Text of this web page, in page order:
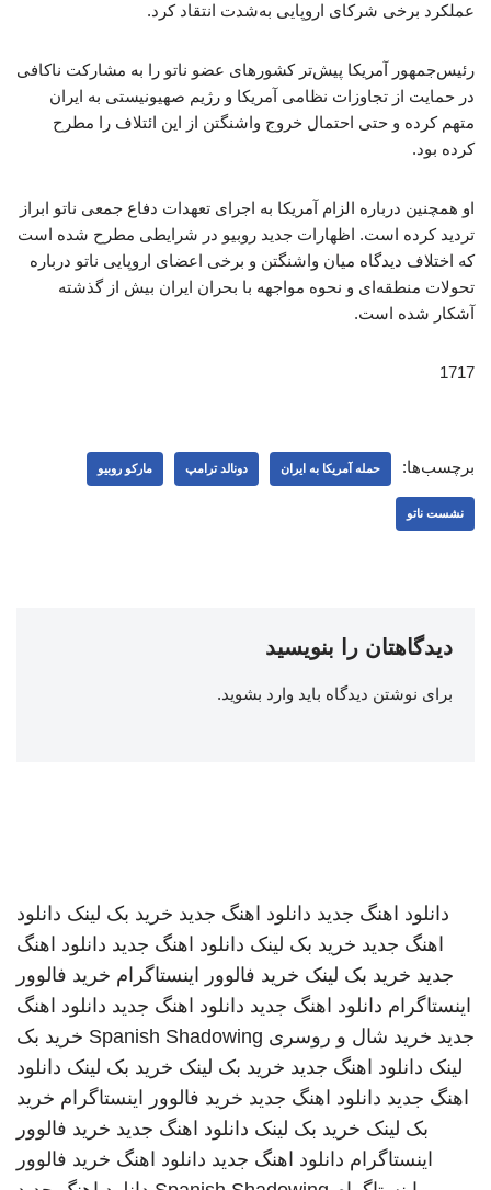
عملکرد برخی شرکای اروپایی به‌شدت انتقاد کرد.
رئیس‌جمهور آمریکا پیش‌تر کشورهای عضو ناتو را به مشارکت ناکافی
در حمایت از تجاوزات نظامی آمریکا و رژیم صهیونیستی به ایران
متهم کرده و حتی احتمال خروج واشنگتن از این ائتلاف را مطرح
کرده بود.
او همچنین درباره الزام آمریکا به اجرای تعهدات دفاع جمعی ناتو ابراز
تردید کرده است. اظهارات جدید روبیو در شرایطی مطرح شده است
که اختلاف دیدگاه میان واشنگتن و برخی اعضای اروپایی ناتو درباره
تحولات منطقه‌ای و نحوه مواجهه با بحران ایران بیش از گذشته
آشکار شده است.
1717
برچسب‌ها: حمله آمریکا به ایران دونالد ترامپ مارکو روبیو
نشست ناتو
دیدگاهتان را بنویسید
برای نوشتن دیدگاه باید وارد بشوید.
دانلود اهنگ جدید دانلود اهنگ جدید خرید بک لینک دانلود
اهنگ جدید خرید بک لینک دانلود اهنگ جدید دانلود اهنگ
جدید خرید بک لینک خرید فالوور اینستاگرام خرید فالوور
اینستاگرام دانلود اهنگ جدید دانلود اهنگ جدید دانلود اهنگ
جدید خرید شال و روسری Spanish Shadowing خرید بک
لینک دانلود اهنگ جدید خرید بک لینک خرید بک لینک دانلود
اهنگ جدید دانلود اهنگ جدید خرید فالوور اینستاگرام خرید
بک لینک خرید بک لینک دانلود اهنگ جدید خرید فالوور
اینستاگرام دانلود اهنگ جدید دانلود اهنگ خرید فالوور